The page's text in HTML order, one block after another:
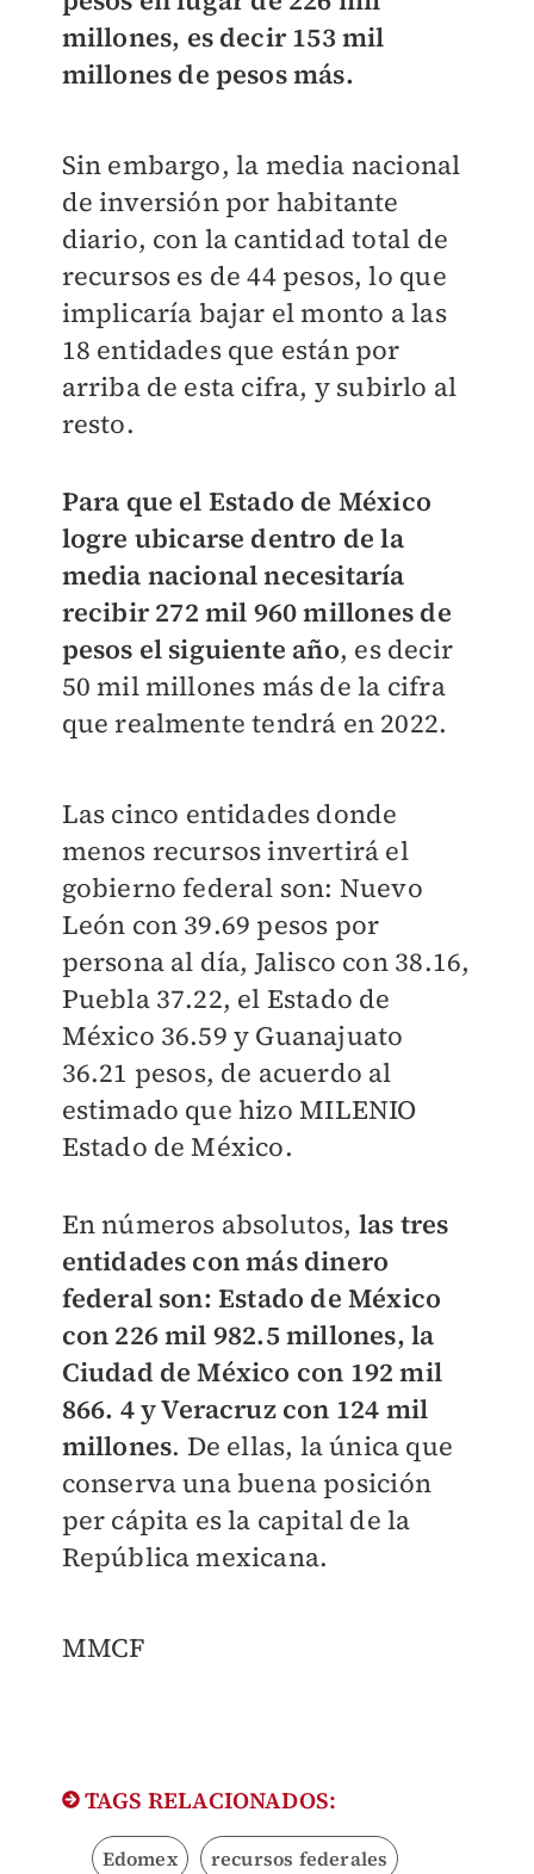
millones, es decir 153 mil
millones de pesos más.
Sin embargo, la media nacional
de inversión por habitante
diario, con la cantidad total de
recursos es de 44 pesos, lo que
implicaría bajar el monto a las
18 entidades que están por
arriba de esta cifra, y subirlo al
resto.
Para que el Estado de México
logre ubicarse dentro de la
media nacional necesitaría
recibir 272 mil 960 millones de
pesos el siguiente año, es decir
50 mil millones más de la cifra
que realmente tendrá en 2022.
Las cinco entidades donde
menos recursos invertirá el
gobierno federal son: Nuevo
León con 39.69 pesos por
persona al día, Jalisco con 38.16,
Puebla 37.22, el Estado de
México 36.59 y Guanajuato
36.21 pesos, de acuerdo al
estimado que hizoMILENIO
Estado de México.
En números absolutos, las tres
entidades con más dinero
federal son: Estado de México
con 226 mil 982.5 millones, la
Ciudad de México con 192 mil
866. 4 y Veracruz con 124 mil
millones. De ellas, la única que
conserva una buena posición
per cápita es la capital de la
República mexicana.
MMCF
TAGS RELACIONADOS:
Edomex recursos federales